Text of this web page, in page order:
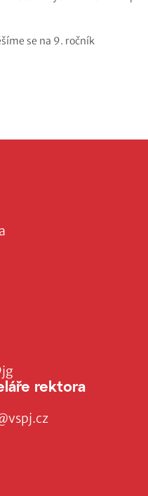
se na 9. ročník
rektora